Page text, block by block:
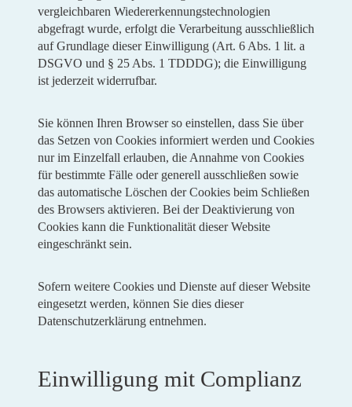
vergleichbaren Wiedererkennungstechnologien
abgefragt wurde, erfolgt die Verarbeitung ausschließlich
auf Grundlage dieser Einwilligung (Art. 6 Abs. 1 lit. a
DSGVO und § 25 Abs. 1 TDDDG); die Einwilligung
ist jederzeit widerrufbar.
Sie können Ihren Browser so einstellen, dass Sie über
das Setzen von Cookies informiert werden und Cookies
nur im Einzelfall erlauben, die Annahme von Cookies
für bestimmte Fälle oder generell ausschließen sowie
das automatische Löschen der Cookies beim Schließen
des Browsers aktivieren. Bei der Deaktivierung von
Cookies kann die Funktionalität dieser Website
eingeschränkt sein.
Sofern weitere Cookies und Dienste auf dieser Website
eingesetzt werden, können Sie dies dieser
Datenschutzerklärung entnehmen.
Einwilligung mit Complianz